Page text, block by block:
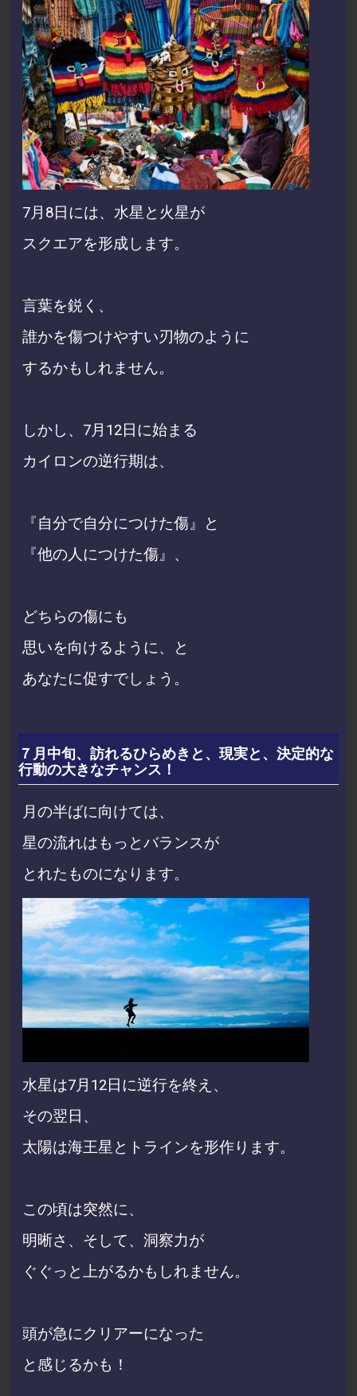
7月8日には、水星と火星が
スクエアを形成します。
言葉を鋭く、
誰かを傷つけやすい刃物のように
するかもしれません。
しかし、7月12日に始まる
カイロンの逆行期は、
『自分で自分につけた傷』と
『他の人につけた傷』、
どちらの傷にも
思いを向けるように、と
あなたに促すでしょう。
７月中旬、訪れるひらめきと、現実と、決定的な
行動の大きなチャンス！
月の半ばに向けては、
星の流れはもっとバランスが
とれた ものになります。
水星は7月12日に逆行を終え、
その翌日、
太陽は海王星とトラインを形作ります。
この頃は突然に、
明晰さ、そして、洞察力が
ぐぐっと上がるかもしれません。
頭が急にクリアーになった
と感じるかも！